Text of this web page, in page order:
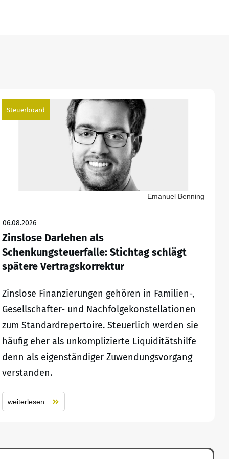
Steuerboard
Emanuel Benning
06.08.2026
Zinslose Darlehen als
Schenkungsteuerfalle: Stichtag schlägt
spätere Vertragskorrektur
Zinslose Finanzierungen gehören in Familien-,
Gesellschafter- und Nachfolgekonstellationen
zum Standardrepertoire. Steuerlich werden sie
häufig eher als unkomplizierte Liquiditätshilfe
denn als eigenständiger Zuwendungsvorgang
verstanden.
weiterlesen